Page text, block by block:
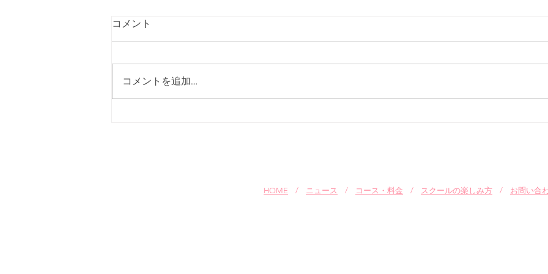
Q.ご予約はいつまでにしたら
コメント
コメントを追加…
HOME / ニュース / コース・料金 / スクールの楽しみ方 / お問い合